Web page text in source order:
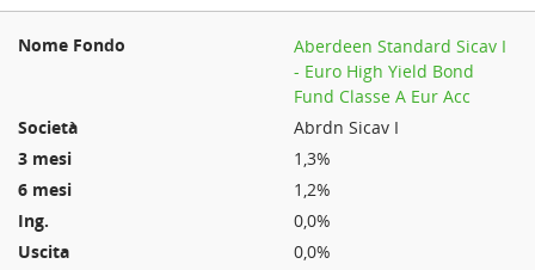
Aberdeen Standard Sicav I
- Euro High Yield Bond
Fund Classe A Eur Acc
Abrdn Sicav I
1,3%
1,2%
0,0%
0,0%